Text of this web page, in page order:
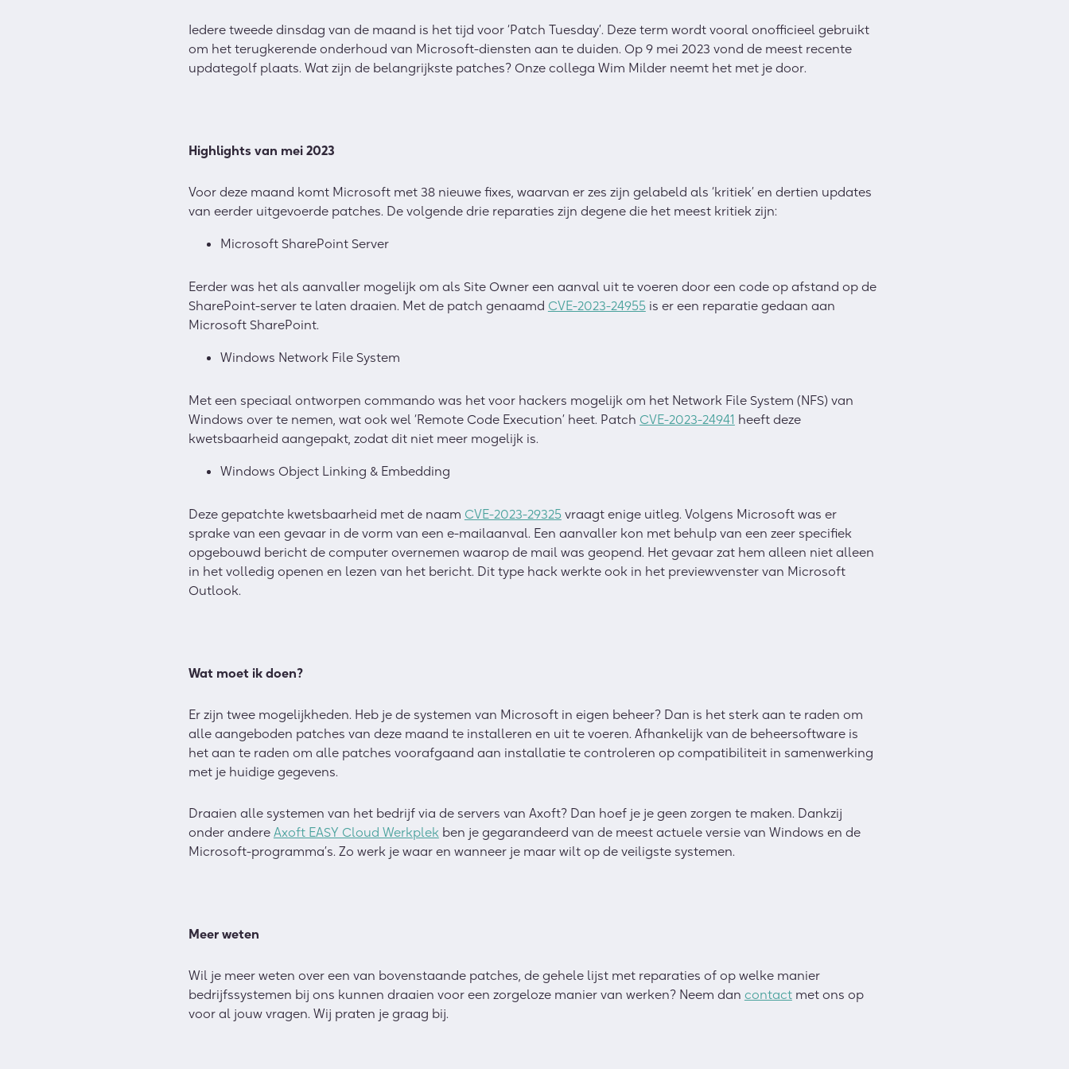
Iedere tweede dinsdag van de maand is het tijd voor ‘Patch Tuesday’. Deze term wordt vooral onofficieel gebruikt
om het terugkerende onderhoud van Microsoft-diensten aan te duiden. Op 9 mei 2023 vond de meest recente
updategolf plaats. Wat zijn de belangrijkste patches? Onze collega Wim Milder neemt het met je door.
Highlights van mei 2023
Voor deze maand komt Microsoft met 38 nieuwe fixes, waarvan er zes zijn gelabeld als ‘kritiek’ en dertien updates
van eerder uitgevoerde patches. De volgende drie reparaties zijn degene die het meest kritiek zijn:
Microsoft SharePoint Server
Eerder was het als aanvaller mogelijk om als Site Owner een aanval uit te voeren door een code op afstand op de
SharePoint-server te laten draaien. Met de patch genaamd CVE-2023-24955is er een reparatie gedaan aan
Microsoft SharePoint.
Windows Network File System
Met een speciaal ontworpen commando was het voor hackers mogelijk om het Network File System (NFS) van
Windows over te nemen, wat ook wel ‘Remote Code Execution’ heet. Patch CVE-2023-24941 heeft deze
kwetsbaarheid aangepakt, zodat dit niet meer mogelijk is.
Windows Object Linking & Embedding
Deze gepatchte kwetsbaarheid met de naam CVE-2023-29325vraagt enige uitleg. Volgens Microsoft was er
sprake van een gevaar in de vorm van een e-mailaanval. Een aanvaller kon met behulp van een zeer specifiek
opgebouwd bericht de computer overnemen waarop de mail was geopend. Het gevaar zat hem alleen niet alleen
in het volledig openen en lezen van het bericht. Dit type hack werkte ook in het previewvenster van Microsoft
Outlook.
Wat moet ik doen?
Er zijn twee mogelijkheden. Heb je de systemen van Microsoft in eigen beheer? Dan is het sterk aan te raden om
alle aangeboden patches van deze maand te installeren en uit te voeren. Afhankelijk van de beheersoftware is
het aan te raden om alle patches voorafgaand aan installatie te controleren op compatibiliteit in samenwerking
met je huidige gegevens.
Draaien alle systemen van het bedrijf via de servers van Axoft? Dan hoef je je geen zorgen te maken. Dankzij
onder andere Axoft EASY Cloud Werkplek ben je gegarandeerd van de meest actuele versie van Windows en de
Microsoft-programma’s. Zo werk je waar en wanneer je maar wilt op de veiligste systemen.
Meer weten
Wil je meer weten over een van bovenstaande patches, de gehele lijst met reparaties of op welke manier
bedrijfssystemen bij ons kunnen draaien voor een zorgeloze manier van werken? Neem dan contactmet ons op
voor al jouw vragen. Wij praten je graag bij.